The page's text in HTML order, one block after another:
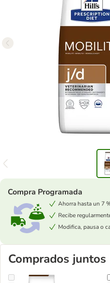
Compra Programada
Ahorra hasta un 7
Recibe
Modifica, pausa o
Comprados